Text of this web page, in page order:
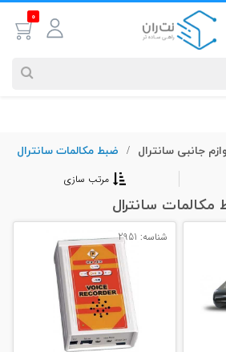
0
شبکه لگراند #کابل شبکه نگزنس
جانبی سانترال / ضبط مکالمات سانترال
مرتب سازی
مکالمات سانترال
شناسه: 2951